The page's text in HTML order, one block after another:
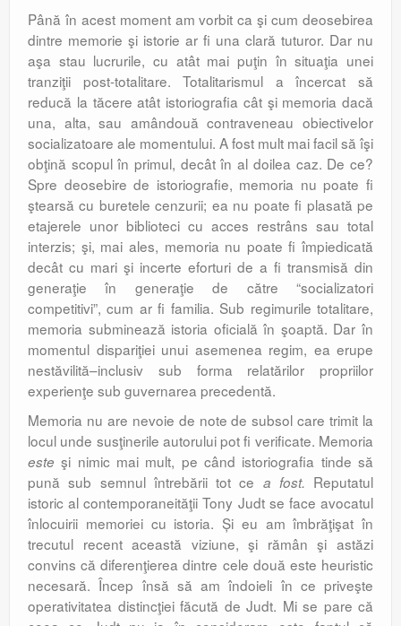
Până în acest moment am vorbit ca şi cum deosebirea
dintre memorie şi istorie ar fi una clară tuturor. Dar nu
aşa stau lucrurile, cu atât mai puţin în situaţia unei
tranziţii post-totalitare. Totalitarismul a încercat să
reducă la tăcere atât istoriografia cât şi memoria dacă
una, alta, sau amândouă contraveneau obiectivelor
socializatoare ale momentului. A fost mult mai facil să îşi
obţină scopul în primul, decât în al doilea caz. De ce?
Spre deosebire de istoriografie, memoria nu poate fi
ştearsă cu buretele cenzurii; ea nu poate fi plasată pe
etajerele unor biblioteci cu acces restrâns sau total
interzis; şi, mai ales, memoria nu poate fi împiedicată
decât cu mari şi incerte eforturi de a fi transmisă din
generaţie în generaţie de către “socializatori
competitivi”, cum ar fi familia. Sub regimurile totalitare,
memoria subminează istoria oficială în şoaptă. Dar în
momentul dispariţiei unui asemenea regim, ea erupe
nestăvilită–inclusiv sub forma relatărilor propriilor
experienţe sub guvernarea precedentă.
Memoria nu are nevoie de note de subsol care trimit la
locul unde susţinerile autorului pot fi verificate. Memoria
este şi nimic mai mult, pe când istoriografia tinde să
pună sub semnul întrebării tot ce a fost. Reputatul
istoric al contemporaneităţii Tony Judt se face avocatul
înlocuirii memoriei cu istoria. Și eu am îmbrăţişat în
trecutul recent această viziune, şi rămân şi astăzi
convins că diferenţierea dintre cele două este heuristic
necesară. Încep însă să am îndoieli în ce priveşte
operativitatea distincţiei făcută de Judt. Mi se pare că